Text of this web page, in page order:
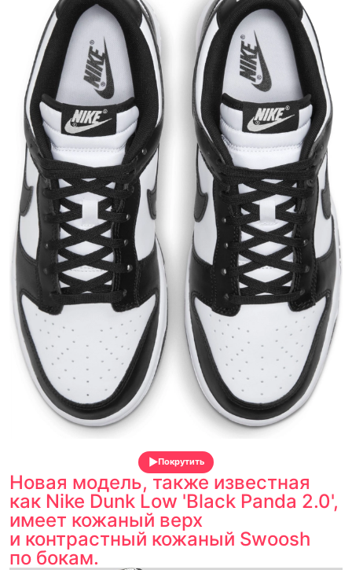
Покрутить
Новая модель, также известная
как Nike Dunk Low 'Black Panda 2.0',
имеет кожаный верх
и контрастный кожаный Swoosh
по бокам.